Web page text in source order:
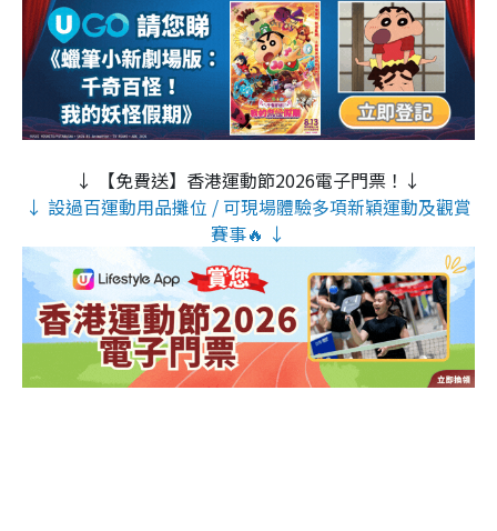
↓ 【免費送】香港運動節2026電子門票！↓
↓ 設過百運動用品攤位 / 可現場體驗多項新穎運動及觀賞
賽事🔥 ↓